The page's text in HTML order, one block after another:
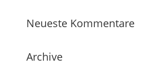
Neueste Kommentare
Archive